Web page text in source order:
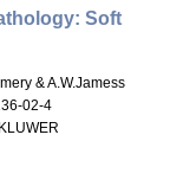
Soft
& A.W.Jamess
02-4